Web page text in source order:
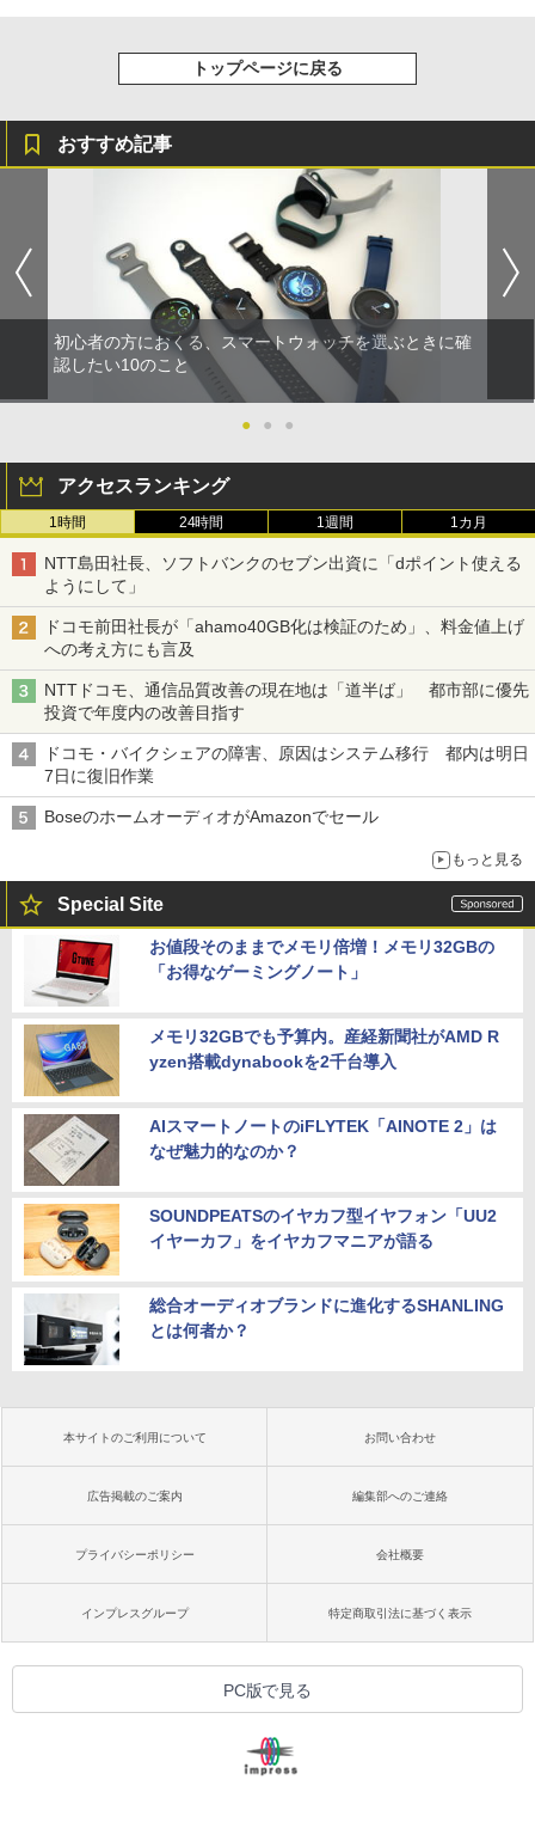
トップページに戻る
おすすめ記事
初心者の方におくる、スマートウォッチを選ぶときに確
認したい10のこと
● ● ●
アクセスランキング
1時間 24時間 1週間 1カ月
NTT島田社長、ソフトバンクのセブン出資に「dポイント使える
ようにして」
ドコモ前田社長が「ahamo40GB化は検証のため」、料金値上げ
への考え方にも言及
NTTドコモ、通信品質改善の現在地は「道半ば」 都市部に優先
投資で年度内の改善目指す
ドコモ・バイクシェアの障害、原因はシステム移行 都内は明日
7日に復旧作業
BoseのホームオーディオがAmazonでセール
もっと見る
Special Site
お値段そのままでメモリ倍増！メモリ32GBの
「お得なゲーミングノート」
メモリ32GBでも予算内。産経新聞社がAMD R
yzen搭載dynabookを2千台導入
AIスマートノートのiFLYTEK「AINOTE 2」は
なぜ魅力的なのか？
SOUNDPEATSのイヤカフ型イヤフォン「UU2
イヤーカフ」をイヤカフマニアが語る
総合オーディオブランドに進化するSHANLING
とは何者か？
本サイトのご利用について お問い合わせ
広告掲載のご案内 編集部へのご連絡
プライバシーポリシー 会社概要
インプレスグループ 特定商取引法に基づく表示
PC版で見る